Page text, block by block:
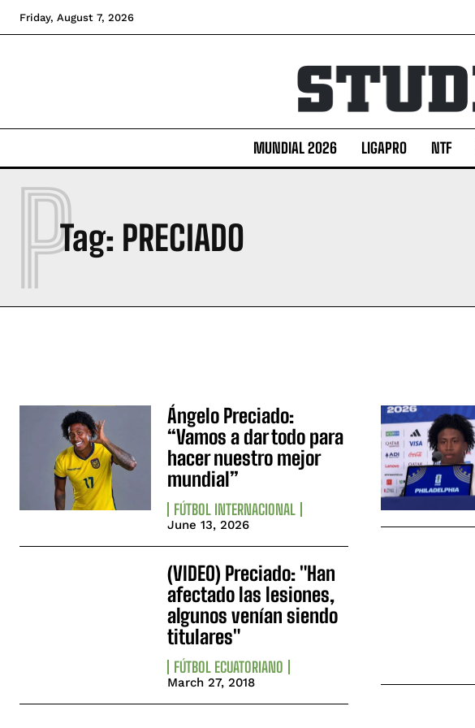
Friday, August 7, 2026
MUNDIAL 2026 LIGAPRO NTF
Tag: PRECIADO
P
Ángelo Preciado:
“Vamos a dar todo para
hacer nuestro mejor
mundial”
FÚTBOL INTERNACIONAL
June 13, 2026
(VIDEO) Preciado: "Han
afectado las lesiones,
algunos venían siendo
titulares"
FÚTBOL ECUATORIANO
March 27, 2018